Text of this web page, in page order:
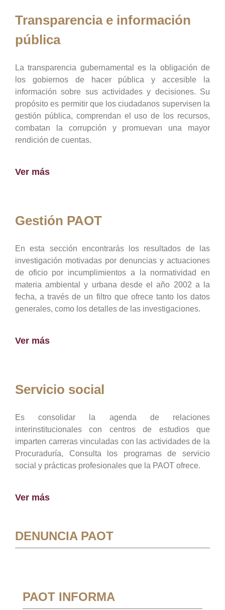
Transparencia e información
pública
La transparencia gubernamental es la obligación de
los gobiernos de hacer pública y accesible la
información sobre sus actividades y decisiones. Su
propósito es permitir que los ciudadanos supervisen la
gestión pública, comprendan el uso de los recursos,
combatan la corrupción y promuevan una mayor
rendición de cuentas.
Ver más
Gestión PAOT
En esta sección encontrarás los resultados de las
investigación motivadas por denuncias y actuaciones
de oficio por incumplimientos a la normatividad en
materia ambiental y urbana desde el año 2002 a la
fecha, a través de un filtro que ofrece tanto los datos
generales, como los detalles de las investigaciones.
Ver más
Servicio social
Es consolidar la agenda de relaciones
interinstitucionales con centros de estudios que
imparten carreras vinculadas con las actividades de la
Procuraduría, Consulta los programas de servicio
social y prácticas profesionales que la PAOT ofrece.
Ver más
DENUNCIA PAOT
PAOT INFORMA